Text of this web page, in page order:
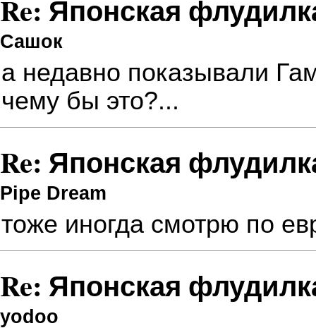
Re: Японская
Сашок
а недавно показывали
чему бы это?...
Re: Японская
Pipe Dream
тоже иногда смотрю по
Re: Японская
yodoo